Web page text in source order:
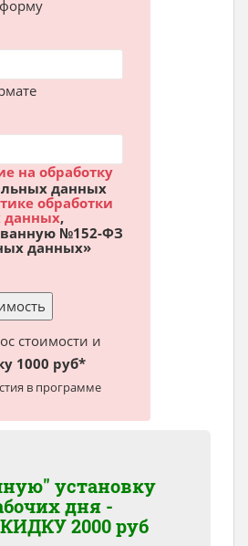
на обработку
данных
обработки
данных,
№152-ФЗ
данных»
стоимости и
1000 руб*
в программе
установку
дня -
2000 руб